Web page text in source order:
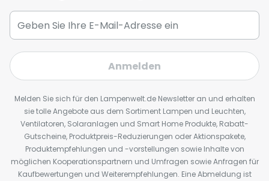
Anmelden
Melden Sie sich für den Lampenwelt.de Newsletter an und erhalten
sie tolle Angebote aus dem Sortiment Lampen und Leuchten,
Ventilatoren, Solaranlagen und Smart Home Produkte, Rabatt-
Gutscheine, Produktpreis-Reduzierungen oder Aktionspakete,
Produktempfehlungen und -vorstellungen sowie Inhalte von
möglichen Kooperationspartnern und Umfragen sowie Anfragen für
Kaufbewertungen und Weiterempfehlungen. Eine Abmeldung ist